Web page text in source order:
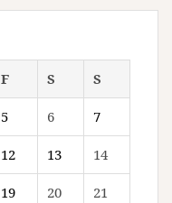
F S S
5 6 7
12 13 14
19 20 21